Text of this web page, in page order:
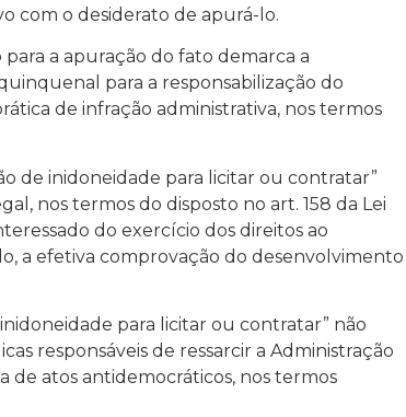
com o desiderato de apurá-lo.
a apuração do fato demarca a
para a responsabilização do
de infração administrativa, nos termos
de inidoneidade para licitar ou contratar”
nos termos do disposto no art. 158 da Lei
do exercício dos direitos ao
a efetiva comprovação do desenvolvimento
para licitar ou contratar” não
responsáveis de ressarcir a Administração
de atos antidemocráticos, nos termos